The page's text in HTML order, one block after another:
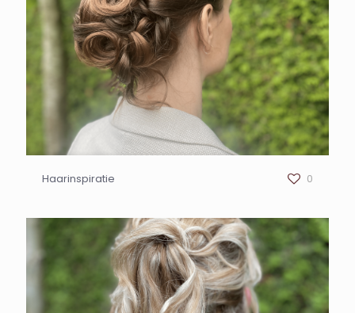
Haarinspiratie 0